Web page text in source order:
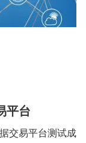
平台
交易平台测试成